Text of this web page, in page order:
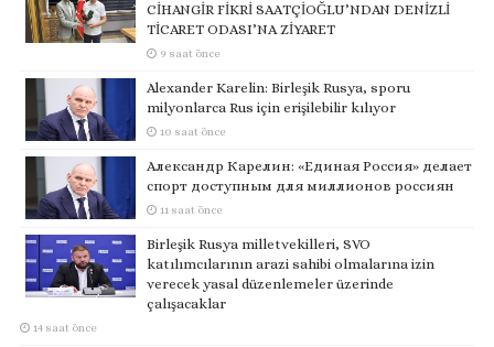
CİHANGİR FİKRİ SAATÇİOĞLU’NDAN DENİZLİ
TİCARET ODASI’NA ZİYARET
9 saat önce
Alexander Karelin: Birleşik Rusya, sporu
milyonlarca Rus için erişilebilir kılıyor
10 saat önce
Александр Карелин: «Единая Россия» делает
спорт доступным для миллионов россиян
11 saat önce
Birleşik Rusya milletvekilleri, SVO
katılımcılarının arazi sahibi olmalarına izin
verecek yasal düzenlemeler üzerinde
çalışacaklar
14 saat önce